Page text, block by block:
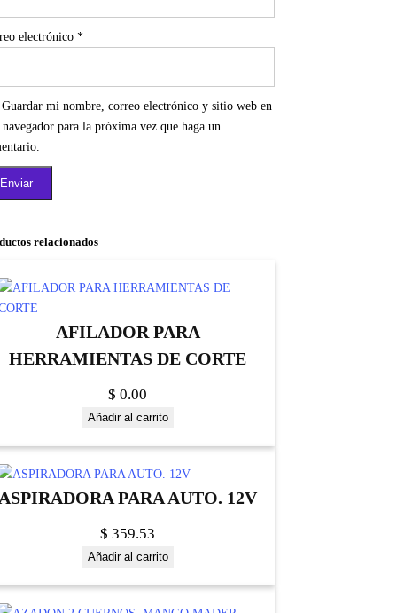
electrónico *
Guardar mi nombre, correo electrónico y sitio web en
navegador para la próxima vez que haga un
relacionados
AFILADOR PARA
HERRAMIENTAS DE CORTE
$ 0.00
Añadir al carrito
PARA AUTO. 12V
$ 359.53
Añadir al carrito